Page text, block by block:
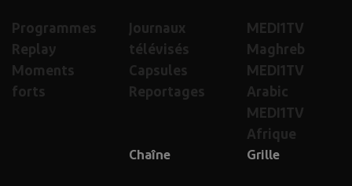
MEDI1TV
Maghreb
MEDI1TV
Arabic
MEDI1TV
Afrique
Journaux
télévisés
Capsules
Reportages
Programmes
Replay
Moments
forts
Grille
Chaîne